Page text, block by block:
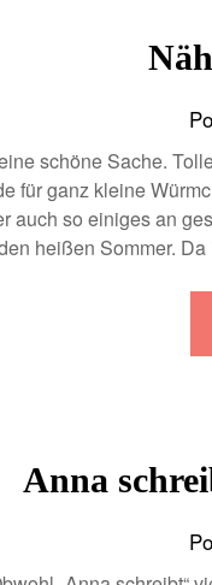
schöne Sache.
für ganz kleine
auch so einiges an
heißen Sommer.
Anna